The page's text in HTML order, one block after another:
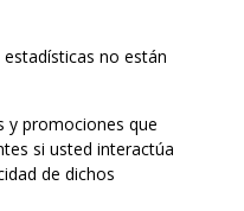
no están
y promociones que
si usted interactúa
de dichos